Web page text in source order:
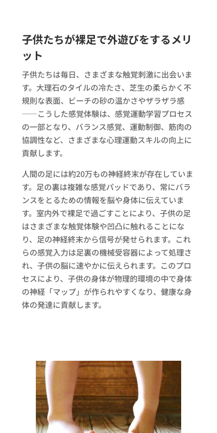
子供たちが裸足で外遊びをするメリ
ット
子供たちは毎日、さまざまな触覚刺激に出会いま
す。大理石のタイルの冷たさ、芝生の柔らかく不
規則な表面、ビーチの砂の温かさやザラザラ感
――こうした感覚体験は、感覚運動学習プロセス
の一部となり、バランス感覚、運動制御、筋肉の
協調性など、さまざまな心理運動スキルの向上に
貢献します。
人間の足には約20万もの神経終末が存在していま
す。足の裏は複雑な感覚パッドであり、常にバラ
ンスをとるための情報を脳や身体に伝えていま
す。室内外で裸足で過ごすことにより、子供の足
はさまざまな触覚体験や凹凸に触れることにな
り、足の神経終末から信号が発せられます。これ
らの感覚入力は足裏の機械受容器によって処理さ
れ、子供の脳に速やかに伝えられます。このプロ
セスにより、子供の身体が物理的環境の中で身体
の神経「マップ」が作られやすくなり、健康な身
体の発達に貢献します。